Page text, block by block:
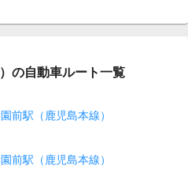
の自動車ルート一覧
前駅（鹿児島本線）
前駅（鹿児島本線）